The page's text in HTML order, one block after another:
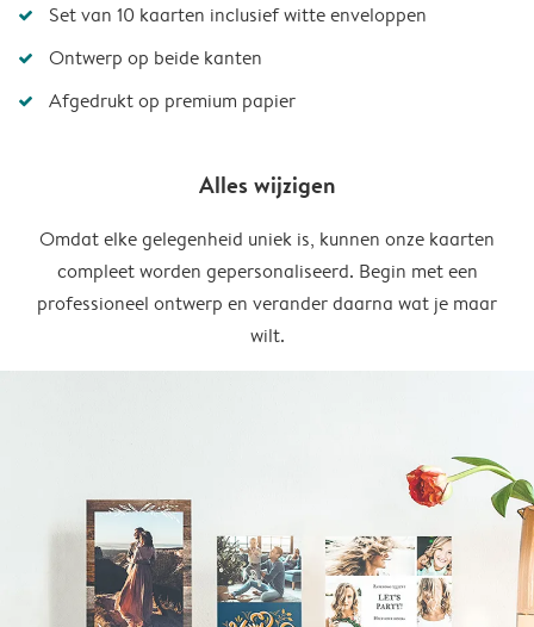
Set van 10 kaarten inclusief witte enveloppen
Ontwerp op beide kanten
Afgedrukt op premium papier
Alles wijzigen
Omdat elke gelegenheid uniek is, kunnen onze kaarten
compleet worden gepersonaliseerd. Begin met een
professioneel ontwerp en verander daarna wat je maar
wilt.